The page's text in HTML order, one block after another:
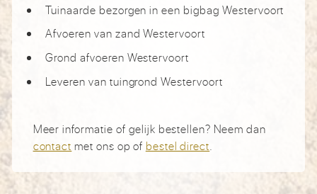
Tuinaarde bezorgen in een bigbag Westervoort
Afvoeren van zand Westervoort
Grond afvoeren Westervoort
Leveren van tuingrond Westervoort
Meer informatie of gelijk bestellen? Neem dan
contact met ons op of bestel direct.